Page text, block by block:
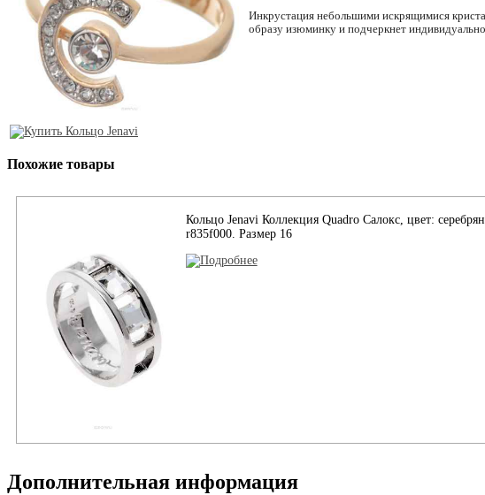
Инкрустация небольшими искрящимися
образу изюминку и подчеркнет
Похожие товары
Кольцо Jenavi Коллекция Quadro Салокс, цвет:
r835f000. Размер 16
Дополнительная информация